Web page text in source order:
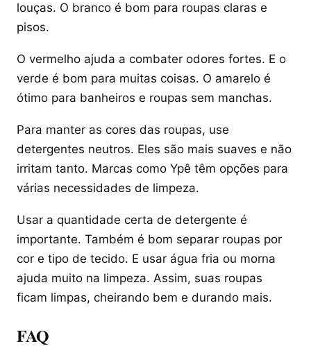
louças. O branco é bom para roupas claras e
pisos.
O vermelho ajuda a combater odores fortes. E o
verde é bom para muitas coisas. O amarelo é
ótimo para banheiros e roupas sem manchas.
Para manter as cores das roupas, use
detergentes neutros. Eles são mais suaves e não
irritam tanto. Marcas como Ypê têm opções para
várias necessidades de limpeza.
Usar a quantidade certa de detergente é
importante. Também é bom separar roupas por
cor e tipo de tecido. E usar água fria ou morna
ajuda muito na limpeza. Assim, suas roupas
ficam limpas, cheirando bem e durando mais.
FAQ